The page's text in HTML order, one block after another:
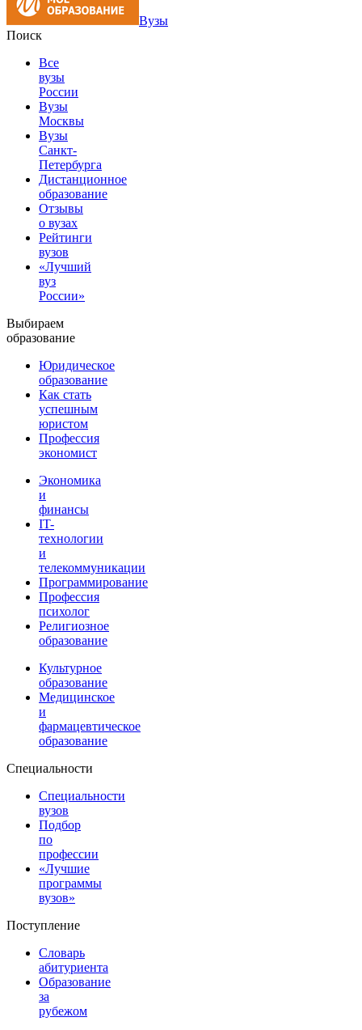
Вузы
Поиск
Все
вузы
России
Вузы
Москвы
Вузы
Санкт-
Петербурга
Дистанционное
образование
Отзывы
о вузах
Рейтинги
вузов
«Лучший
вуз
России»
Выбираем
образование
Юридическое
образование
Как стать
успешным
юристом
Профессия
экономист
Экономика
и
финансы
IT-
технологии
и
телекоммуникации
Программирование
Профессия
психолог
Религиозное
образование
Культурное
образование
Медицинское
и
фармацевтическое
образование
Специальности
Специальности
вузов
Подбор
по
профессии
«Лучшие
программы
вузов»
Поступление
Словарь
абитуриента
Образование
за
рубежом